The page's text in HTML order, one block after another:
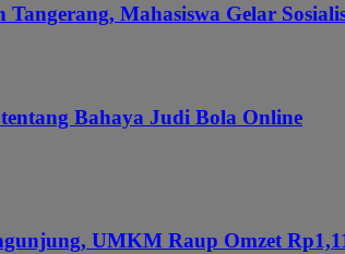
Mahasiswa Gelar
Bahaya Judi Bola Online
UMKM Raup Omzet